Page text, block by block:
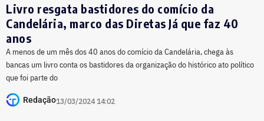
Livro resgata bastidores do comício da
Candelária, marco das Diretas Já que faz 40
anos
A menos de um mês dos 40 anos do comício da Candelária, chega às
bancas um livro conta os bastidores da organização do histórico ato político
que foi parte do
Redação13/03/2024 14:02